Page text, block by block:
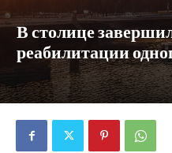
В столице
реабилитации